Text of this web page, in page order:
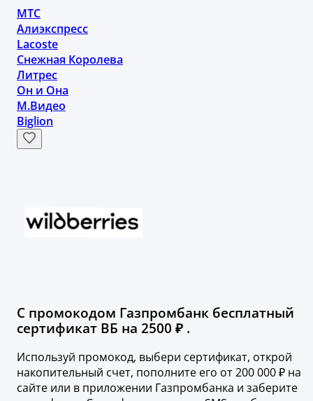
МТС
Алиэкспресс
Lacoste
Снежная Королева
Литрес
Он и Она
М.Видео
Biglion
С промокодом Газпромбанк бесплатный
сертификат ВБ на 2500 ₽ .
Используй промокод, выбери сертификат, открой
накопительный счет, пополните его от 200 000 ₽ на
сайте или в приложении Газпромбанка и заберите